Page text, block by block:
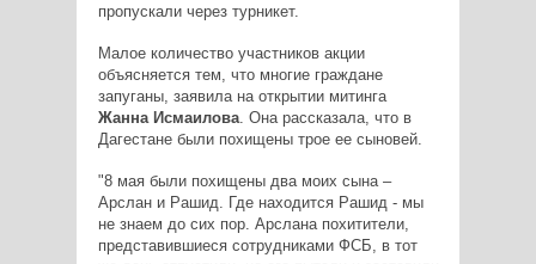
пропускали через турникет.
Малое количество участников акции
объясняется тем, что многие граждане
запуганы, заявила на открытии митинга
Жанна Исмаилова. Она рассказала, что в
Дагестане были похищены трое ее сыновей.
"8 мая были похищены два моих сына –
Арслан и Рашид. Где находится Рашид - мы
не знаем до сих пор. Арслана похитители,
представившиеся сотрудниками ФСБ, в тот